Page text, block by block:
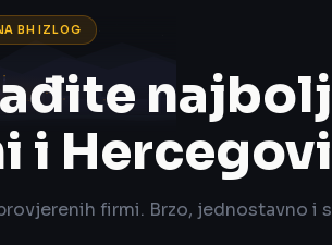
BH IZLOG
i
firmi. Brzo, jednostavno i